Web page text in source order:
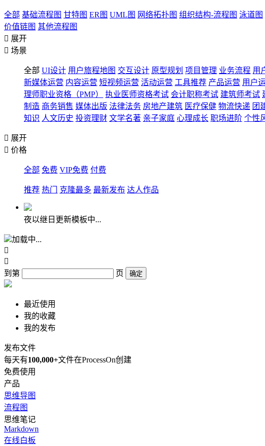
全部 基础流程图 甘特图 ER图 UML图 网络拓扑图 组织结构-流程图 泳道图
价值链图 其他流程图
 展开
 场景
全部 UI设计 用户旅程地图 交互设计 原型规划 项目管理 业务流程 用
新媒体运营 内容运营 短视频运营 活动运营 工具推荐 产品运营 用户
理师职业资格（PMP）
执业医师资格考试 会计职称考试 建筑师考试
制造 商务销售 媒体出版 法律法务 房地产建筑 医疗保健 物流快递 团
知识 人文历史 投资理财 文学名著 亲子家庭 心理成长 职场进阶 个性
 展开
 价格
全部 免费 VIP免费 付费
推荐 热门 克隆最多 最新发布 达人作品
夜以继日更新模板中...
加载中...


到第
页 确定
最近使用
我的收藏
我的发布
发布文件
每天有100,000+文件在ProcessOn创建
免费使用
产品
思维导图
流程图
思维笔记
Markdown
在线白板